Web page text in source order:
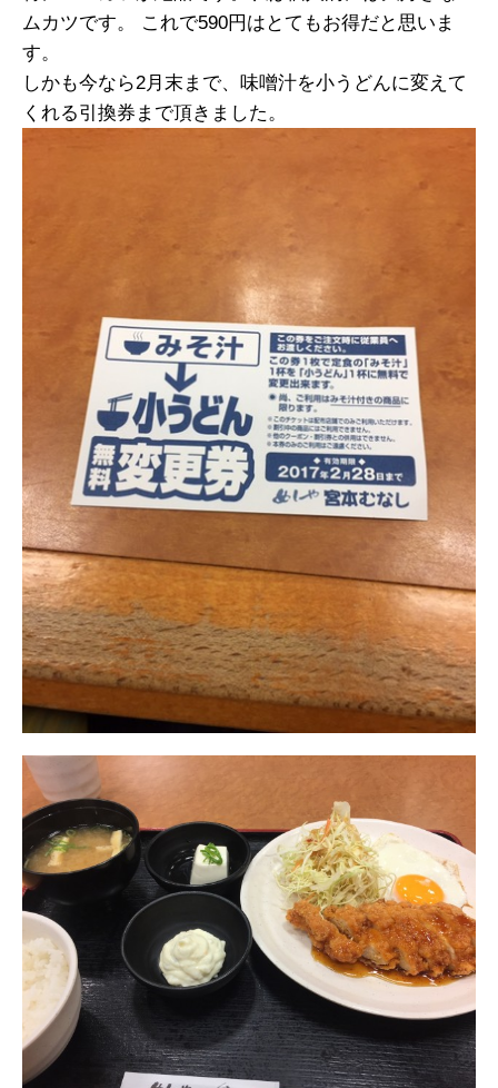
ムカツです。 これで590円はとてもお得だと思いま
す。
しかも今なら2月末まで、味噌汁を小うどんに変えて
くれる引換券まで頂きました。